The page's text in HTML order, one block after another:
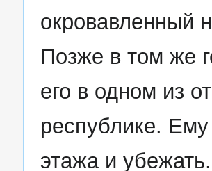
окровавленный
Позже в том же
его в одном из
республике.
этажа и убежать.